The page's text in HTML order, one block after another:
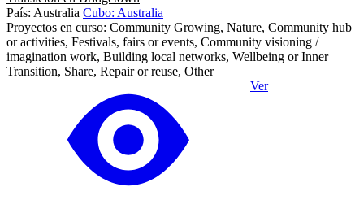
País: Australia Cubo: Australia
Proyectos en curso: Community Growing, Nature, Community hub
or activities, Festivals, fairs or events, Community visioning /
imagination work, Building local networks, Wellbeing or Inner
Transition, Share, Repair or reuse, Other
Ver